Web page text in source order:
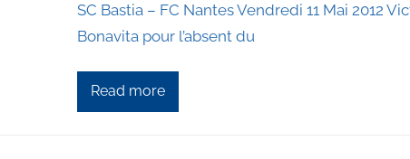
SC Bastia – FC Nantes Vendredi 11 Mai 2012
Bonavita pour l’absent du
Read more